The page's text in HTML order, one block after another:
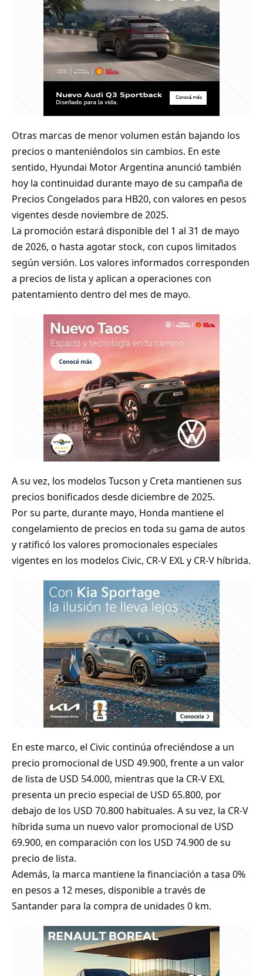
Otras marcas de menor volumen están bajando los
precios o manteniéndolos sin cambios. En este
sentido, Hyundai Motor Argentina anunció también
hoy la continuidad durante mayo de su campaña de
Precios Congelados para HB20, con valores en pesos
vigentes desde noviembre de 2025.
La promoción estará disponible del 1 al 31 de mayo
de 2026, o hasta agotar stock, con cupos limitados
según versión. Los valores informados corresponden
a precios de lista y aplican a operaciones con
patentamiento dentro del mes de mayo.
A su vez, los modelos Tucson y Creta mantienen sus
precios bonificados desde diciembre de 2025.
Por su parte, durante mayo, Honda mantiene el
congelamiento de precios en toda su gama de autos
y ratificó los valores promocionales especiales
vigentes en los modelos Civic, CR‑V EXL y CR‑V híbrida.
En este marco, el Civic continúa ofreciéndose a un
precio promocional de USD 49.900, frente a un valor
de lista de USD 54.000, mientras que la CR‑V EXL
presenta un precio especial de USD 65.800, por
debajo de los USD 70.800 habituales. A su vez, la CR‑V
híbrida suma un nuevo valor promocional de USD
69.900, en comparación con los USD 74.900 de su
precio de lista.
Además, la marca mantiene la financiación a tasa 0%
en pesos a 12 meses, disponible a través de
Santander para la compra de unidades 0 km.